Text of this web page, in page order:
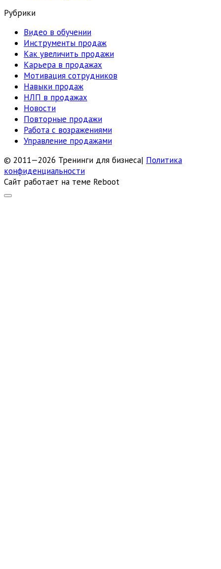
Рубрики
Видео в обучении
Инструменты продаж
Как увеличить продажи
Карьера в продажах
Мотивация сотрудников
Навыки продаж
НЛП в продажах
Новости
Повторные продажи
Работа с возражениями
Управление продажами
© 2011—2026 Тренинги для бизнеса| Политика
конфиденциальности
Сайт работает на теме Reboot